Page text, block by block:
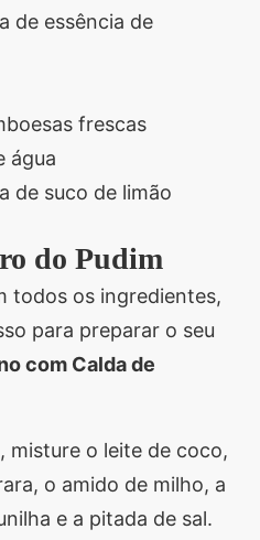
de essência de
frescas
água
de suco de limão
do Pudim
todos os ingredientes,
para preparar o seu
com Calda de
misture o leite de coco,
o amido de milho, a
e a pitada de sal.